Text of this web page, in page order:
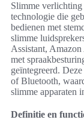
Slimme verlichting
technologie die
bedienen met
slimme
Assistant,
met
geïntegreerd.
of Bluetooth,
slimme apparaten
Definitie en